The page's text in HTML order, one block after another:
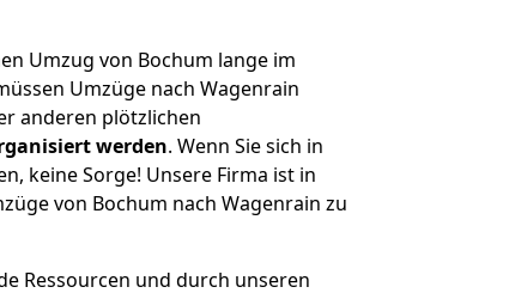
Umzug von Bochum lange im
Umzüge nach Wagenrain
anderen plötzlichen
werden. Wenn Sie sich in
keine Sorge! Unsere Firma ist in
von Bochum nach Wagenrain zu
Ressourcen und durch unseren